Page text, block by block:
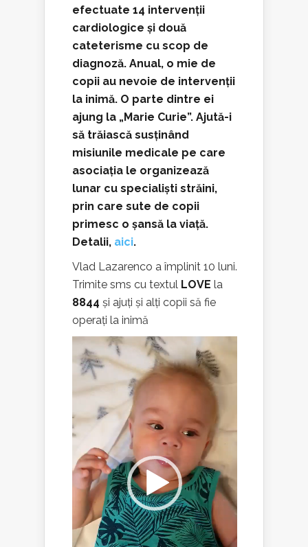
efectuate 14 intervenții
cardiologice și două
cateterisme cu scop de
diagnoză. Anual, o mie de
copii au nevoie de intervenții
la inimă. O parte dintre ei
ajung la „Marie Curie”. Ajută-i
să trăiască susținând
misiunile medicale pe care
asociația le organizează
lunar cu specialiști străini,
prin care sute de copii
primesc o șansă la viață.
Detalii, aici.
Vlad Lazarenco a împlinit 10 luni.
Trimite sms cu textul LOVE la
8844 și ajuți și alți copii să fie
operați la inimă
Video
Player